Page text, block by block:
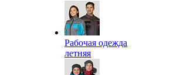
Рабочая одежда
летняя